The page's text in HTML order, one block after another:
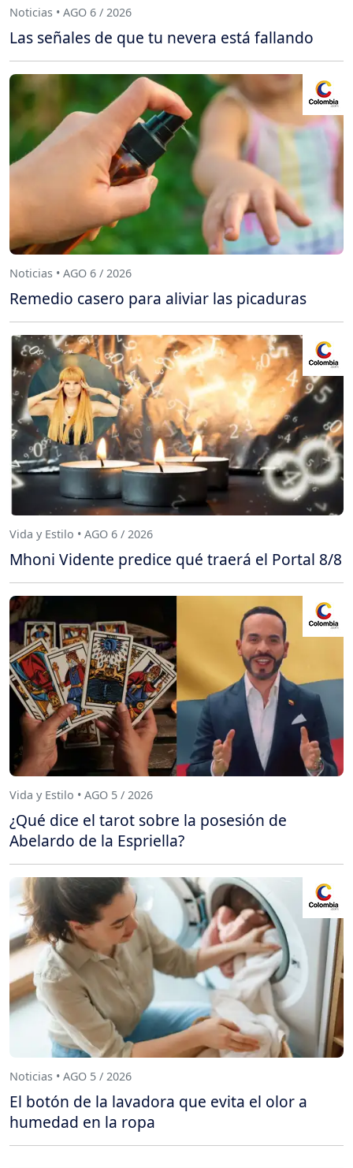
Noticias • AGO 6 / 2026
Las señales de que tu nevera está fallando
Noticias • AGO 6 / 2026
Remedio casero para aliviar las picaduras
Vida y Estilo • AGO 6 / 2026
Mhoni Vidente predice qué traerá el Portal 8/8
Vida y Estilo • AGO 5 / 2026
¿Qué dice el tarot sobre la posesión de
Abelardo de la Espriella?
Noticias • AGO 5 / 2026
El botón de la lavadora que evita el olor a
humedad en la ropa